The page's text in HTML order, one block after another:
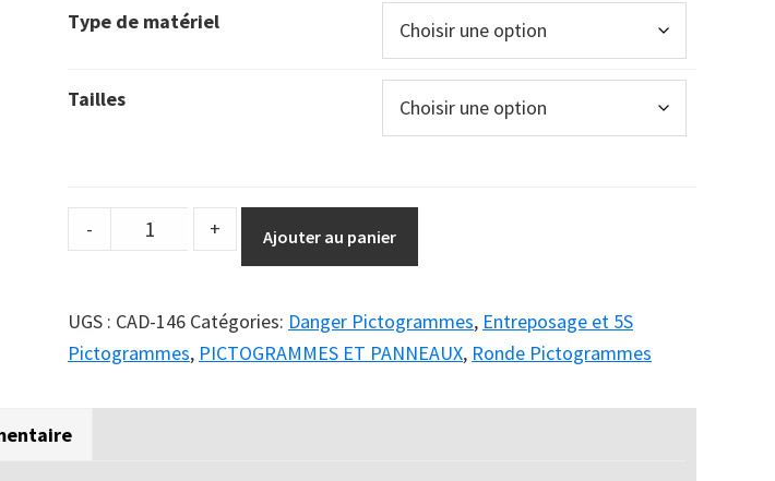
Type de matériel
Tailles
pictogramme
PONT
ROULANT
- + Ajouter au panier
UGS : CAD-146 Catégories: Danger Pictogrammes, Entreposage et 5S
Pictogrammes, PICTOGRAMMES ET PANNEAUX, Ronde Pictogrammes